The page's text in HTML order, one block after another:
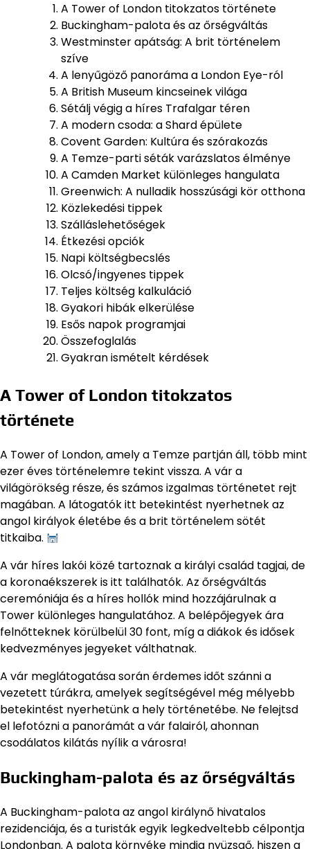
A Tower of London titokzatos története
Buckingham-palota és az őrségváltás
Westminster apátság: A brit történelem
szíve
A lenyűgöző panoráma a London Eye-ról
A British Museum kincseinek világa
Sétálj végig a híres Trafalgar téren
A modern csoda: a Shard épülete
Covent Garden: Kultúra és szórakozás
A Temze-parti séták varázslatos élménye
A Camden Market különleges hangulata
Greenwich: A nulladik hosszúsági kör otthona
Közlekedési tippek
Szálláslehetőségek
Étkezési opciók
Napi költségbecslés
Olcsó/ingyenes tippek
Teljes költség kalkuláció
Gyakori hibák elkerülése
Esős napok programjai
Összefoglalás
Gyakran ismételt kérdések
A Tower of London titokzatos
története
A Tower of London, amely a Temze partján áll, több mint
ezer éves történelemre tekint vissza. A vár a
világörökség része, és számos izgalmas történetet rejt
magában. A látogatók itt betekintést nyerhetnek az
angol királyok életébe és a brit történelem sötét
titkaiba.
A vár híres lakói közé tartoznak a királyi család tagjai, de
a koronaékszerek is itt találhatók. Az őrségváltás
ceremóniája és a híres hollók mind hozzájárulnak a
Tower különleges hangulatához. A belépőjegyek ára
felnőtteknek körülbelül 30 font, míg a diákok és idősek
kedvezményes jegyeket válthatnak.
A vár meglátogatása során érdemes időt szánni a
vezetett túrákra, amelyek segítségével még mélyebb
betekintést nyerhetünk a hely történetébe. Ne felejtsd
el lefotózni a panorámát a vár falairól, ahonnan
csodálatos kilátás nyílik a városra!
Buckingham-palota és az őrségváltás
A Buckingham-palota az angol királynő hivatalos
rezidenciája, és a turisták egyik legkedveltebb célpontja
Londonban. A palota környéke mindig nyüzsgő, hiszen a